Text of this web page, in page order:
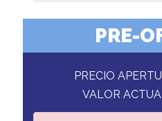
PRE-
PRECIO
VALOR